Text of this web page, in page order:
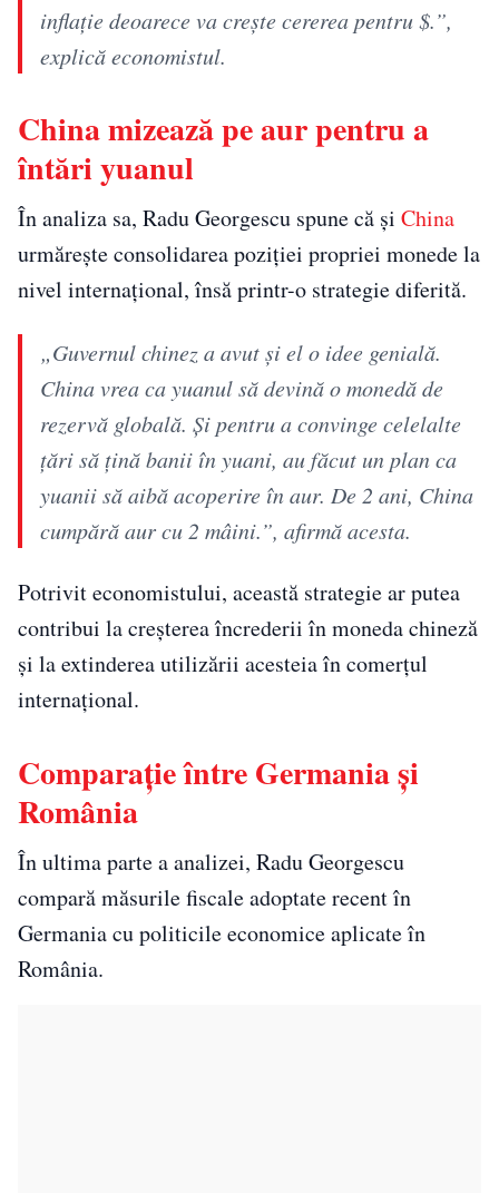
inflație deoarece va crește cererea pentru $.”,
explică economistul.
China mizează pe aur pentru a
întări yuanul
În analiza sa, Radu Georgescu spune că și China
urmărește consolidarea poziției propriei monede la
nivel internațional, însă printr-o strategie diferită.
„Guvernul chinez a avut și el o idee genială.
China vrea ca yuanul să devină o monedă de
rezervă globală. Și pentru a convinge celelalte
țări să țină banii în yuani, au făcut un plan ca
yuanii să aibă acoperire în aur. De 2 ani, China
cumpără aur cu 2 mâini.”, afirmă acesta.
Potrivit economistului, această strategie ar putea
contribui la creșterea încrederii în moneda chineză
și la extinderea utilizării acesteia în comerțul
internațional.
Comparație între Germania și
România
În ultima parte a analizei, Radu Georgescu
compară măsurile fiscale adoptate recent în
Germania cu politicile economice aplicate în
România.